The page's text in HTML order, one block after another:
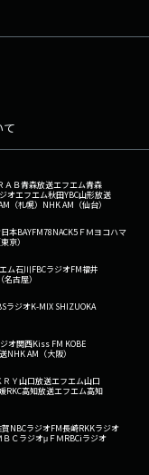
て
ＡＢ青森放送エフエム青森
オエフエム秋田YBC山形放送
（札幌） NHK AM（仙台）
本BAYFM78NACK5 ＦＭヨコハマ
京）
ム石川FBCラジオFM福井
古屋）
ラジオK-MIX SHIZUOKA
オ関西Kiss FM KOBE
NHK AM（大阪）
ＲＹ山口放送エフエム山口
RKC高知放送エフエム高知
NBCラジオFM長崎RKKラジオ
ＢＣラジオμＦＭRBCiラジオ